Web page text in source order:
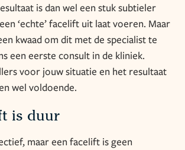
is dan wel een stuk subtieler
‘echte’ facelift uit laat voeren. Maar
kwaad om dit met de specialist te
een eerste consult in de kliniek.
voor jouw situatie en het resultaat
wel voldoende.
is duur
maar een facelift is geen